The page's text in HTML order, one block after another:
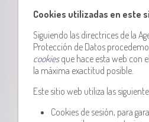
Cookies utilizadas en este
Siguiendo las directrices de la
Protección de Datos
cookiesque hace esta web con
la máxima exactitud posible.
Este sitio web utiliza las
Cookies de sesión, para